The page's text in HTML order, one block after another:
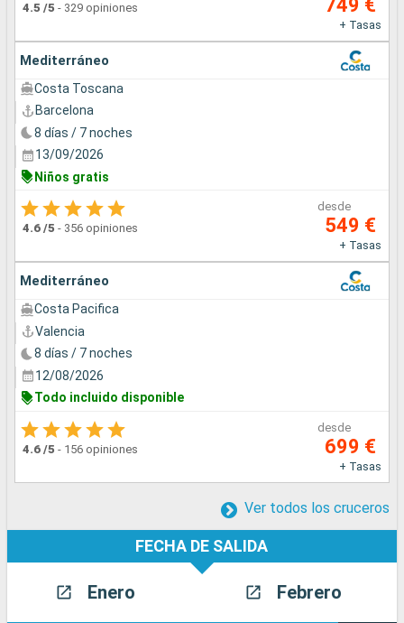
4.5 /5 - 329 opiniones 749 €
+ Tasas
Mediterráneo
Costa Toscana
Barcelona
8 días / 7 noches
13/09/2026
Niños gratis
4.6 /5 - 356 opiniones
desde
549 €
+ Tasas
Mediterráneo
Costa Pacifica
Valencia
8 días / 7 noches
12/08/2026
Todo incluido disponible
4.6 /5 - 156 opiniones
desde
699 €
+ Tasas
Ver todos los cruceros
FECHA DE SALIDA
Enero Febrero